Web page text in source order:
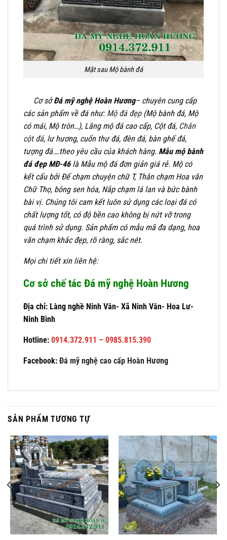
Mặt sau Mộ bành đá
Cơ sởĐá mỹ nghệ Hoàn Hương– chuyên cung cấp
các sản phẩm về đá như: Mộ đá đẹp(Mộ bành đá, Mộ
có mái, Mộ tròn…), Lăng mộ đá cao cấp, Cột đá, Chân
cột đá, lư hương, cuốn thư đá, đèn đá, bàn ghế đá,
tượng đá….theo yêu cầu của khách hàng. Mẫu mộ bành
đá đẹp MĐ-46là Mẫu mộ đá đơn giản giá rẻ. Mộ có
kết cấu bởi Đế chạm chuyện chữ T, Thân chạm Hoa văn
Chữ Thọ, bông sen hóa, Nắp chạm lá lan và bức bành
bài vị. Chúng tôi cam kết luôn sử dụng các loại đá có
chất lượng tốt, có độ bền cao không bị nứt vỡ trong
quá trình sử dụng. Sản phẩm có mẫu mã đa dạng, hoa
văn chạm khắc đẹp, rõ ràng, sắc nét.
Mọi chi tiết xin liên hệ:
Cơ sở chế tác Đá mỹ nghệ Hoàn Hương
Địa chỉ: Làng nghề Ninh Vân- Xã Ninh Vân- Hoa Lư-
Ninh Bình
Hotline: 0914.372.911 – 0985.815.390
Facebook: Đá mỹ nghệ cao cấp Hoàn Hương
SẢN PHẨM TƯƠNG TỰ